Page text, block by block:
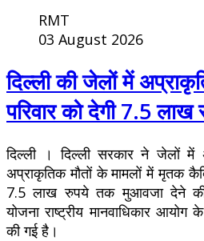
RMT
03 August 2026
दिल्ली की जेलों में
परिवार को देगी 7.5
दिल्ली । दिल्ली सरकार ने जेलों में
अप्राकृतिक मौतों के मामलों में मृतक
7.5 लाख रुपये तक मुआवजा देने की
योजना राष्ट्रीय मानवाधिकार
की गई है।